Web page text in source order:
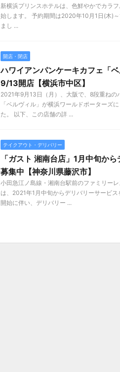
新横浜プリンスホテルは、色鮮やかでカラ
始します。 予約期間は2020年10月1日(木)
まし ...
開店・閉店
ハワイアンパンケーキカフェ「
9/13開店【横浜市中区】
2021年9月13日（月）、大阪で、8段重ね
「ベルヴィル」が横浜ワールドポーターズ
た。 以下、この店舗の詳 ...
テイクアウト・デリバリー
「ガスト 湘南台店」1月中旬か
募集中【神奈川県藤沢市】
小田急江ノ島線・湘南台駅前のファミリー
は、2021年1月中旬からデリバリーサービ
開始に伴い、デリバリー ...